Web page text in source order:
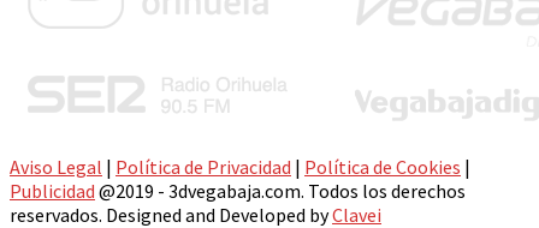
Aviso Legal | Política de Privacidad | Política de Cookies |
Publicidad @2019 - 3dvegabaja.com. Todos los derechos
reservados. Designed and Developed byClavei